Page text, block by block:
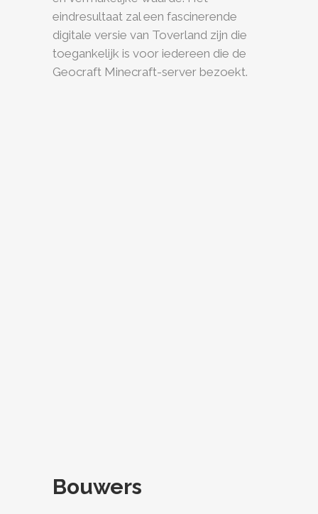
eindresultaat zal een fascinerende
digitale versie van Toverland zijn die
toegankelijk is voor iedereen die de
Geocraft Minecraft-server bezoekt.
Bouwers